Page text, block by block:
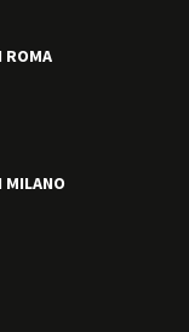
ROMA
MILANO